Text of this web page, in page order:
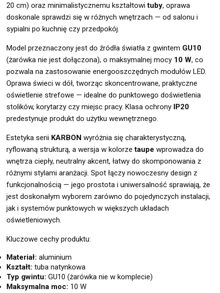
20 cm) oraz minimalistycznemu kształtowituby, oprawa
doskonale sprawdzi się w różnych wnętrzach — od salonu i
sypialni po kuchnię czy przedpokój.
Model przeznaczony jest do źródła światła z gwintem GU10
(żarówka nie jest dołączona), o maksymalnej mocy 10 W, co
pozwala na zastosowanie energooszczędnych modułów LED.
Oprawa świeci w dół, tworząc skoncentrowane, praktyczne
oświetlenie strefowe — idealne do punktowego doświetlenia
stolików, korytarzy czy miejsc pracy. Klasa ochrony IP20
predestynuje produkt do użytku wewnętrznego.
Estetyka serii KARBON wyróżnia się charakterystyczną,
ryflowaną strukturą, a wersja w kolorzetaupe wprowadza do
wnętrza ciepły, neutralny akcent, łatwy do skomponowania z
różnymi stylami aranżacji. Spot łączy nowoczesny design z
funkcjonalnością — jego prostota i uniwersalność sprawiają, że
jest doskonałym wyborem zarówno do pojedynczych instalacji,
jak i systemów punktowych w większych układach
oświetleniowych.
Kluczowe cechy produktu:
Materiał: aluminium
Kształt: tuba natynkowa
Typ gwintu: GU10 (żarówka nie w komplecie)
Maksymalna moc: 10 W